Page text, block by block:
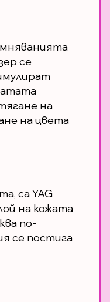
се
на
на цвета
са YAG
на кожата
по-
се постига